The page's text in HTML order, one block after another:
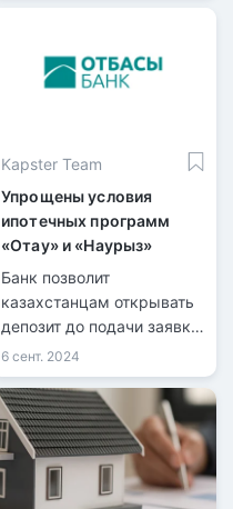
Kapster Team
Упрощены условия
ипотечных программ
«Отау» и «Наурыз»
Банк позволит
казахстанцам открывать
депозит до подачи заявки
и повысит лимит займов
до 36 миллионов тенге.
6 сент. 2024